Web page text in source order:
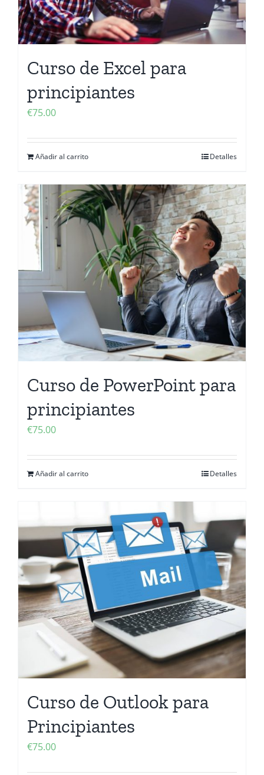
Curso de Excel para
principiantes
€75.00
Añadir al carrito Detalles
Curso de PowerPoint para
principiantes
€75.00
Añadir al carrito Detalles
Curso de Outlook para
Principiantes
€75.00